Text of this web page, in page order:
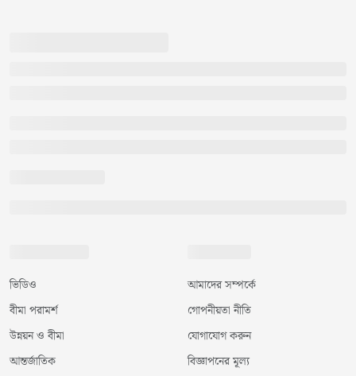
ভিডিও
বীমা পরামর্শ
উন্নয়ন ও বীমা
আন্তর্জাতিক
আমাদের সম্পর্কে
গোপনীয়তা নীতি
যোগাযোগ করুন
বিজ্ঞাপনের মূল্য